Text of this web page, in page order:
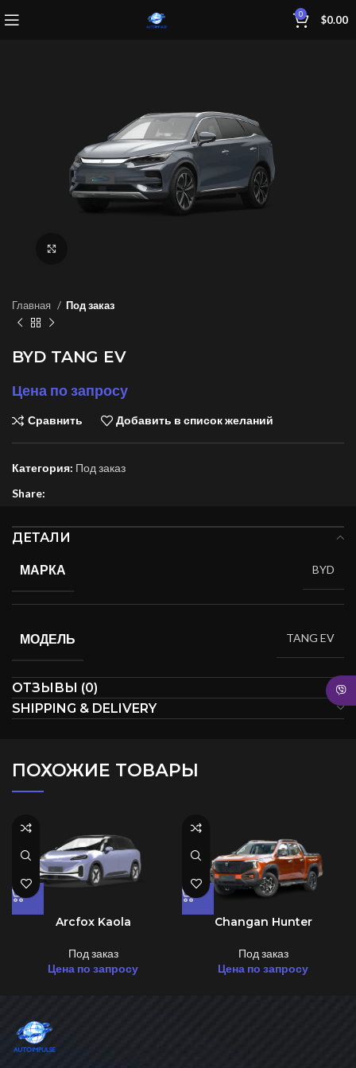
0 $0.00
Главная Под заказ
BYD TANG EV
Цена по запросу
Сравнить Добавить в список желаний
Категория: Под заказ
Share:
ДЕТАЛИ
МАРКА BYD
МОДЕЛЬ TANG EV
ОТЗЫВЫ (0)
SHIPPING & DELIVERY
ПОХОЖИЕ ТОВАРЫ
Arcfox Kaola
Под заказ
Цена по запросу
Changan Hunter
Под заказ
Цена по запросу